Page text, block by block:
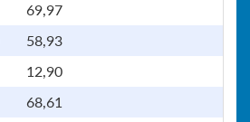
69,97
58,93
12,90
68,61